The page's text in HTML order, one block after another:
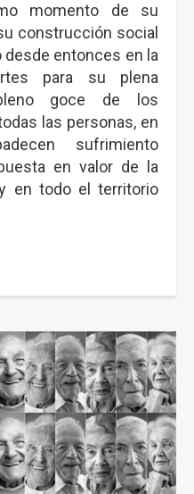
momento de su
construcción social
entonces en la
para su plena
goce de los
las personas, en
sufrimiento
en valor de la
en todo el territorio